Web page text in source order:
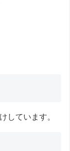
しています。